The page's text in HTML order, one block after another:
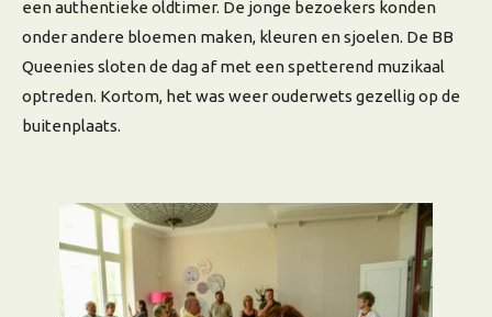
een authentieke oldtimer. De jonge bezoekers konden
onder andere bloemen maken, kleuren en sjoelen. De BB
Queenies sloten de dag af met een spetterend muzikaal
optreden. Kortom, het was weer ouderwets gezellig op de
buitenplaats.